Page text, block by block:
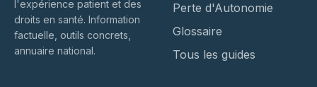
l'expérience patient et des
droits en santé. Information
factuelle, outils concrets,
annuaire national.
Perte d'Autonomie
Glossaire
Tous les guides